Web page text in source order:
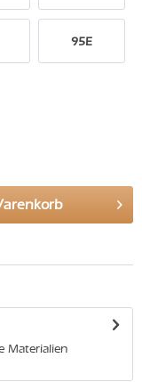
95E
Materialien